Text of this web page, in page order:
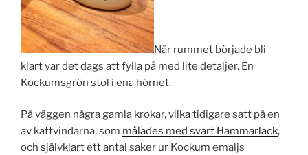
När rummet började bli
klart var det dags att fylla på med lite detaljer. En
Kockumsgrön stol i ena hörnet.
På väggen några gamla krokar, vilka tidigare satt på en
av kattvindarna, som målades med svart Hammarlack,
och självklart ett antal saker ur Kockum emaljs